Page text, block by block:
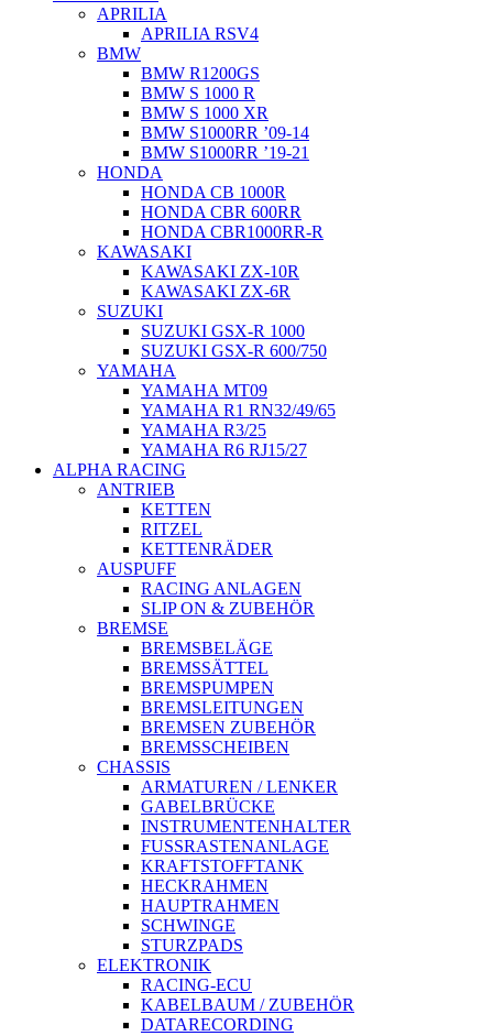
APRILIA
APRILIA RSV4
BMW
BMW R1200GS
BMW S 1000 R
BMW S 1000 XR
BMW S1000RR ’09-14
BMW S1000RR ’19-21
HONDA
HONDA CB 1000R
HONDA CBR 600RR
HONDA CBR1000RR-R
KAWASAKI
KAWASAKI ZX-10R
KAWASAKI ZX-6R
SUZUKI
SUZUKI GSX-R 1000
SUZUKI GSX-R 600/750
YAMAHA
YAMAHA MT09
YAMAHA R1 RN32/49/65
YAMAHA R3/25
YAMAHA R6 RJ15/27
ALPHA RACING
ANTRIEB
KETTEN
RITZEL
KETTENRÄDER
AUSPUFF
RACING ANLAGEN
SLIP ON & ZUBEHÖR
BREMSE
BREMSBELÄGE
BREMSSÄTTEL
BREMSPUMPEN
BREMSLEITUNGEN
BREMSEN ZUBEHÖR
BREMSSCHEIBEN
CHASSIS
ARMATUREN / LENKER
GABELBRÜCKE
INSTRUMENTENHALTER
FUSSRASTENANLAGE
KRAFTSTOFFTANK
HECKRAHMEN
HAUPTRAHMEN
SCHWINGE
STURZPADS
ELEKTRONIK
RACING-ECU
KABELBAUM / ZUBEHÖR
DATARECORDING